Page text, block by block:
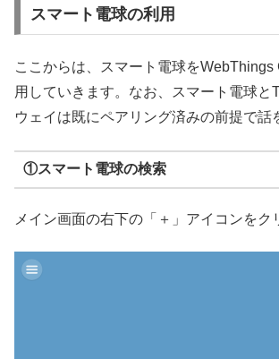
スマート電球の利用
ここからは、スマート電球をWebThings
用していきます。なお、スマート電球と
ウェイは既にペアリング済みの前提で話
①スマート電球の検索
メイン画面の右下の「＋」アイコンをク